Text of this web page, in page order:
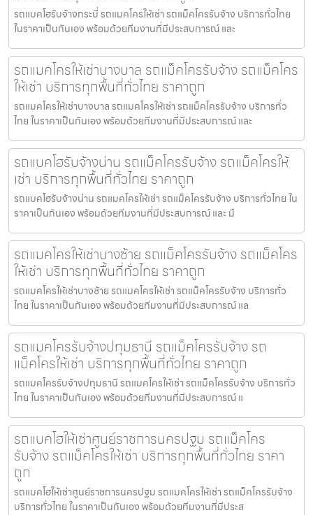
รถแบคโฮรับจ้างกระบี่ รถแมคโครให้เช่า รถแม็คโครรับจ้าง บริการทั่วไทย
ในราคาเป็นกันเอง พร้อมด้วยทีมงานที่มีประสบการณ์ และ
รถแมคโครให้เช่าบางบาล รถแม็คโครรับจ้าง รถแม็คโคร
ให้เช่า บริการทุกพื้นที่ทั่วไทย ราคาถูก
รถแมคโครให้เช่าบางบาล รถแมคโครให้เช่า รถแม็คโครรับจ้าง บริการทั่ว
ไทย ในราคาเป็นกันเอง พร้อมด้วยทีมงานที่มีประสบการณ์ และ
รถแบคโฮรับจ้างน่าน รถแม็คโครรับจ้าง รถแม็คโครให้
เช่า บริการทุกพื้นที่ทั่วไทย ราคาถูก
รถแบคโฮรับจ้างน่าน รถแมคโครให้เช่า รถแม็คโครรับจ้าง บริการทั่วไทย ใน
ราคาเป็นกันเอง พร้อมด้วยทีมงานที่มีประสบการณ์ และ มื
รถแมคโครให้เช่าบางซ้าย รถแม็คโครรับจ้าง รถแม็คโคร
ให้เช่า บริการทุกพื้นที่ทั่วไทย ราคาถูก
รถแมคโครให้เช่าบางซ้าย รถแมคโครให้เช่า รถแม็คโครรับจ้าง บริการทั่ว
ไทย ในราคาเป็นกันเอง พร้อมด้วยทีมงานที่มีประสบการณ์ แล
รถแมคโครรับจ้างปทุมธานี รถแม็คโครรับจ้าง รถ
แม็คโครให้เช่า บริการทุกพื้นที่ทั่วไทย ราคาถูก
รถแมคโครรับจ้างปทุมธานี รถแมคโครให้เช่า รถแม็คโครรับจ้าง บริการทั่ว
ไทย ในราคาเป็นกันเอง พร้อมด้วยทีมงานที่มีประสบการณ์ แ
รถแบคโฮให้เช่าศูนย์ราชการนครปฐม รถแม็คโคร
รับจ้าง รถแม็คโครให้เช่า บริการทุกพื้นที่ทั่วไทย ราคา
ถูก
รถแบคโฮให้เช่าศูนย์ราชการนครปฐม รถแมคโครให้เช่า รถแม็คโครรับจ้าง
บริการทั่วไทย ในราคาเป็นกันเอง พร้อมด้วยทีมงานที่มีประส